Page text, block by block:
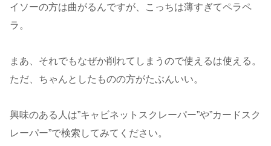
イソーの方は曲がるんですが、こっちは薄すぎてペラペ
ラ。
まあ、それでもなぜか削れてしまうので使えるは使える。
ただ、ちゃんとしたものの方がたぶんいい。
興味のある人は”キャビネットスクレーパー”や”カードスク
レーパー”で検索してみてください。